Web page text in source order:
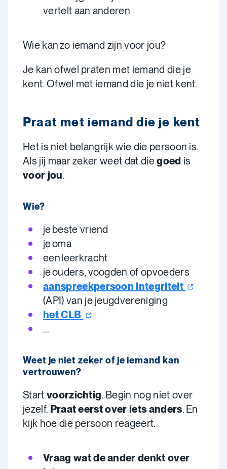
vertelt aan anderen
Wie kan zo iemand zijn voor jou?
Je kan ofwel praten met iemand die je
kent. Ofwel met iemand die je niet kent.
Praat met iemand die je kent
Het is niet belangrijk wie die persoon is.
Als jij maar zeker weet dat diegoed is
voor jou.
Wie?
je beste vriend
je oma
een leerkracht
je ouders, voogden of opvoeders
aanspreekpersoonintegriteit
(API) van je jeugdvereniging
hetCLB
…
Weet je niet zeker of je iemand kan
vertrouwen?
Start voorzichtig. Begin nog niet over
jezelf. Praat eerst over iets anders. En
kijk hoe die persoon reageert.
Vraag wat de ander denkt over